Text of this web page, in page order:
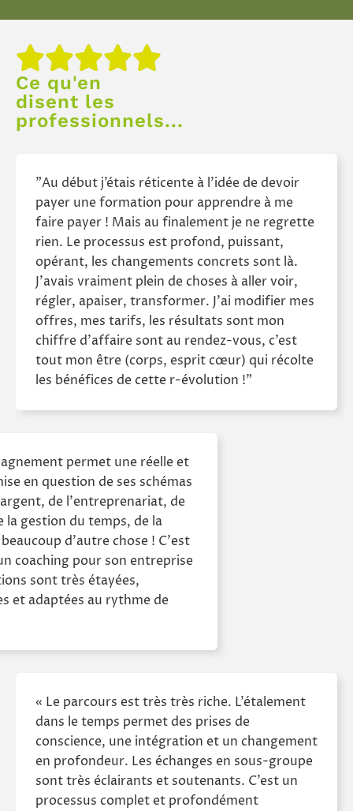
Ce qu'en
disent les
professionnels...
"Au début j’étais réticente à l’idée de devoir
payer une formation pour apprendre à me
faire payer ! Mais au finalement je ne regrette
rien. Le processus est profond, puissant,
opérant, les changements concrets sont là.
J’avais vraiment plein de choses à aller voir,
régler, apaiser, transformer. J’ai modifier mes
offres, mes tarifs, les résultats sont mon
chiffre d’affaire sont au rendez-vous, c’est
tout mon être (corps, esprit cœur) qui récolte
les bénéfices de cette r-évolution !"
permet une réelle et
en question de ses schémas
de l'entreprenariat, de
la gestion du temps, de la
d'autre chose ! C'est
coaching pour son entreprise
sont très étayées,
et adaptées au rythme de
« Le parcours est très très riche. L’étalement
dans le temps permet des prises de
conscience, une intégration et un changement
en profondeur. Les échanges en sous-groupe
sont très éclairants et soutenants. C’est un
processus complet et profondément